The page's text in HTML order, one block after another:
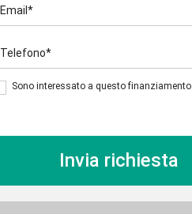
Email*
Telefono*
Sono interessato a questo finanziamento